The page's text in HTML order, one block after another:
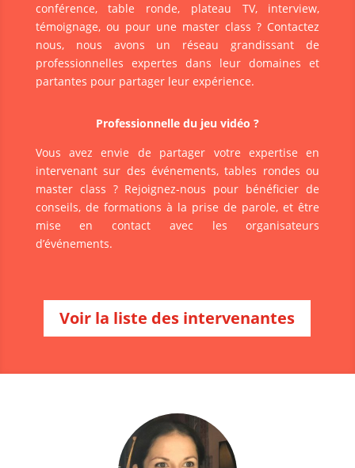
conférence, table ronde, plateau TV, interview,
témoignage, ou pour une master class ? Contactez
nous, nous avons un réseau grandissant de
professionnelles expertes dans leur domaines et
partantes pour partager leur expérience.
Professionnelle du jeu vidéo ?
Vous avez envie de partager votre expertise en
intervenant sur des événements, tables rondes ou
master class ? Rejoignez-nous pour bénéficier de
conseils, de formations à la prise de parole, et être
mise en contact avec les organisateurs
d’événements.
Voir la liste des intervenantes